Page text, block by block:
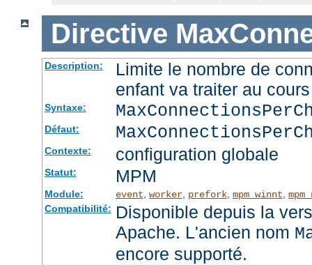
Directive
Description:
Limite le nombre de
enfant va traiter au
Syntaxe:
Défaut:
Contexte: configuration globale
Statut: MPM
Module: event worker, prefork, mpm_winnt
Compatibilité: Disponible depuis la
Apache. L'ancien nom
encore supporté.